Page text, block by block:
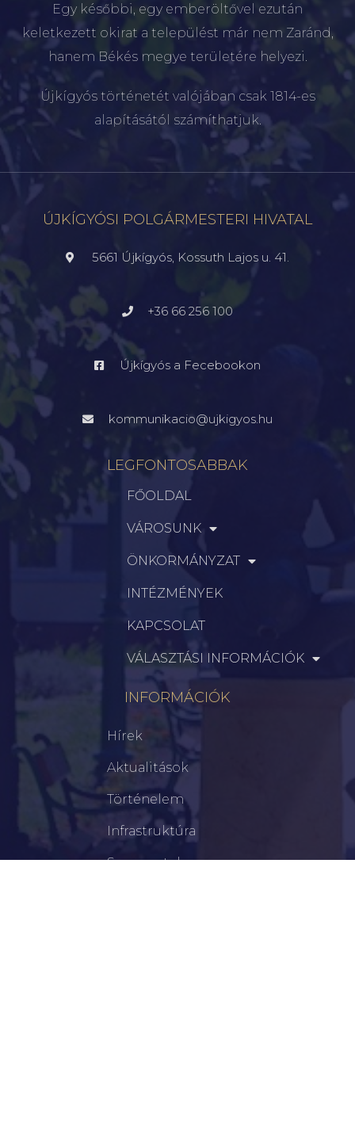
Egy későbbi, egy emberöltővel ezután
keletkezett okirat a települést már nem Zaránd,
hanem Békés megye területére helyezi.
Újkígyós történetét valójában csak 1814-es
alapításától számíthatjuk.
ÚJKÍGYÓSI POLGÁRMESTERI HIVATAL
5661 Újkígyós, Kossuth Lajos u. 41.
+36 66 256 100
Újkígyós a Fecebookon
kommunikacio@ujkigyos.hu
LEGFONTOSABBAK
FŐOLDAL
VÁROSUNK
ÖNKORMÁNYZAT
INTÉZMÉNYEK
KAPCSOLAT
VÁLASZTÁSI INFORMÁCIÓK
INFORMÁCIÓK
Hírek
Aktualitások
Történelem
Infrastruktúra
Szervezetek